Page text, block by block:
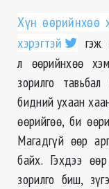
Хүн өөрийнхөө
хэрэгтэй
гэж
л өөрийнхөө
зорилго
бидний ухаан
өөрийгөө, би
Магадгүй өөр
байх. Гэхдээ
зорилго биш,